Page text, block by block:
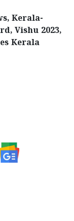
Kerala-
Vishu 2023,
Kerala